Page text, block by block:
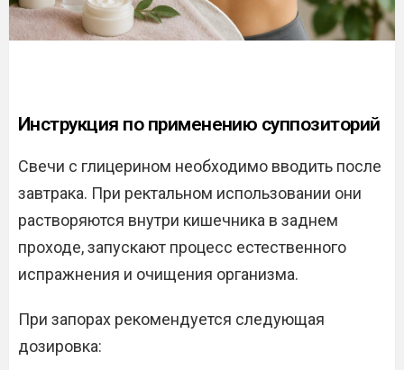
Инструкция по применению суппозиторий
Свечи с глицерином необходимо вводить после
завтрака. При ректальном использовании они
растворяются внутри кишечника в заднем
проходе, запускают процесс естественного
испражнения и очищения организма.
При запорах рекомендуется следующая
дозировка: